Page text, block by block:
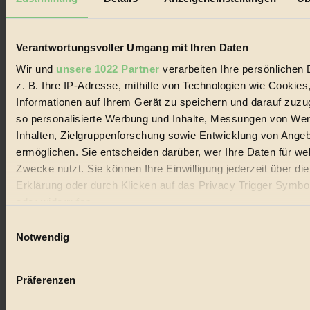
Verantwortungsvoller Umgang mit Ihren Daten
Wir und unsere 1022 Partner verarbeiten Ihre persönlichen
z. B. Ihre IP-Adresse, mithilfe von Technologien wie
Informationen auf Ihrem Gerät zu speichern und darauf
so personalisierte Werbung und Inhalte, Messungen von
Inhalten, Zielgruppenforschung sowie Entwicklung von
ermöglichen. Sie entscheiden darüber, wer Ihre Daten für
Zwecke nutzt. Sie können Ihre Einwilligung jederzeit über
Erklärung oder durch Klicken auf das Privacy Trigger
Wenn Sie es erlauben, würden wir auch gerne:
Ihr Gerät durch aktives Scannen nach bestimmten
Notwendig
Präferenzen
Biorama steht für einen nachhaltigen Lebensstil und bewussten
Lebenswandel. Es ist eine moderne Plattform für Ideen, Menschen
Handels mit Bioprodukten, des Fair-Trade sowie der Branche
alternativer Energien.
Social Media
22.601 Fans auf Facebook
3.415 Follower auf Twitter
Folge uns auf Instagram
Themen
Bio
Vegan